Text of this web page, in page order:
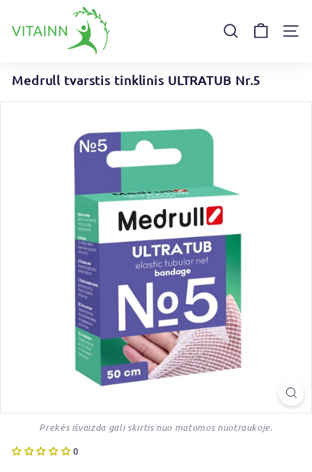
turinio
I
A
IEŠKOTI
Medrull tvarstis tinklinis ULTRATUB Nr.5
Prekės išvaizda gali skirtis nuo matomos nuotraukoje.
0